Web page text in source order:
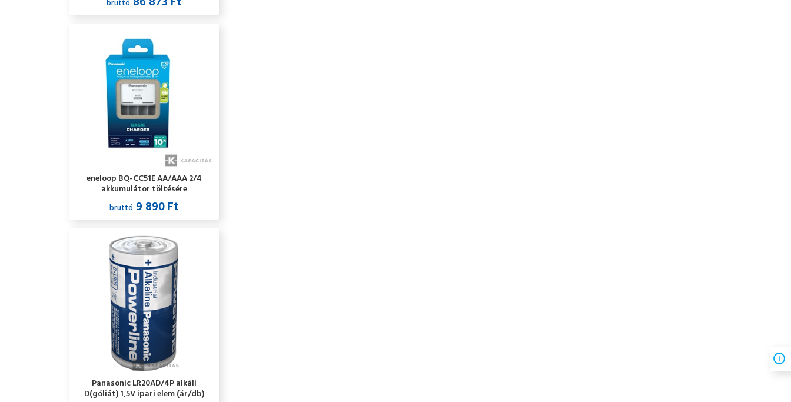
bruttó
eneloop BQ-CC51E AA/AAA 2/4
akkumulátor töltésére
bruttó 9 890 Ft
Panasonic LR20AD/4P alkáli
D(góliát) 1,5V ipari elem (ár/db)